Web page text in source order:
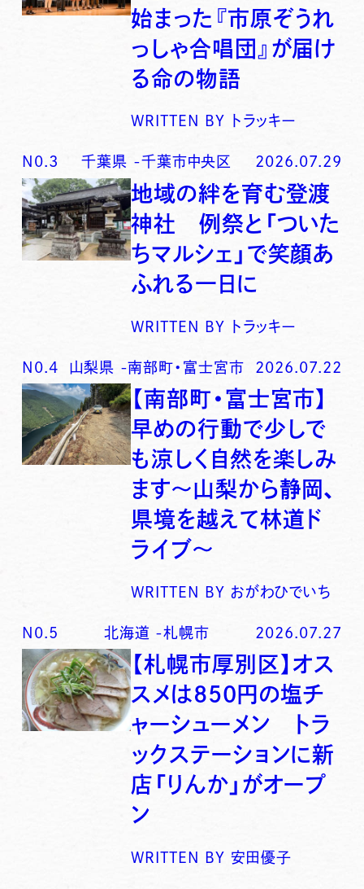
始まった『市原ぞうれ
っしゃ合唱団』が届け
る命の物語
WRITTEN BY トラッキー
N0. 3 千葉県 -千葉市中央区 2026.07.29
地域の絆を育む登渡
神社 例祭と「ついた
ちマルシェ」で笑顔あ
ふれる一日に
WRITTEN BY トラッキー
N0. 4 山梨県 -南部町・富士宮市 2026.07.22
【南部町・富士宮市】
早めの行動で少しで
も涼しく自然を楽しみ
ます〜山梨から静岡、
県境を越えて林道ド
ライブ〜
WRITTEN BY おがわひでいち
N0. 5 北海道 -札幌市 2026.07.27
【札幌市厚別区】オス
スメは850円の塩チ
ャーシューメン トラ
ックステーションに新
店「りんか」がオープ
ン
WRITTEN BY 安田優子